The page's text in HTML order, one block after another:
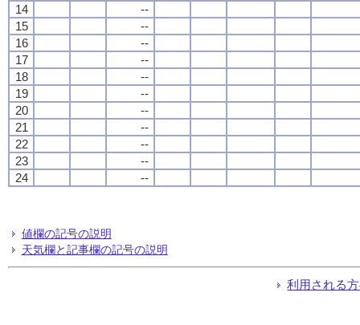
14
--
15
--
16
--
17
--
18
--
19
--
20
--
21
--
22
--
23
--
24
--
値欄の記号の説明
天気欄と記事欄の記号の説明
利用される